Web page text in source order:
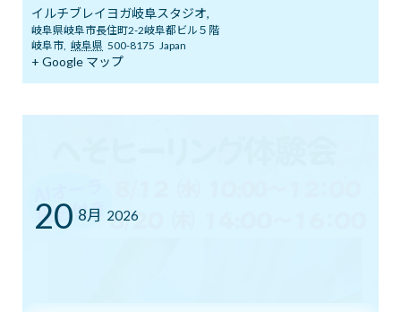
経絡は、全身に広がっています。経絡の上にあるエネルギーの穴が
経穴（けいけつ）です。
一般には「ツボ」と呼ばれています。ツボは、経絡を循環する気
東洋医学の鍼（はり）や灸（きゅう）は、このツボを刺激するも
のです。
イルチブレイヨガ岐阜スタジオ,
岐阜県岐阜市長住町2-2岐阜都ビル５階
岐阜市, 岐阜県 500-8175 Japan
+ Google マップ
20 8月 2026